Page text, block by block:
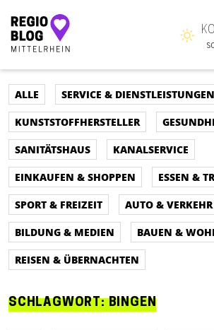
Hauptnavigation
ALLE
SERVICE & DIENSTLEISTUNGEN
KUNSTSTOFFHERSTELLER
SANITÄTSHAUS
KANALSERVICE
EINKAUFEN & SHOPPEN
ESSEN &
SPORT & FREIZEIT
AUTO & VERKEHR
BILDUNG & MEDIEN
BAUEN &
REISEN & ÜBERNACHTEN
SCHLAGWORT:BINGEN